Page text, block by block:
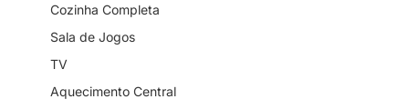
Cozinha Completa
Sala de Jogos
TV
Aquecimento Central